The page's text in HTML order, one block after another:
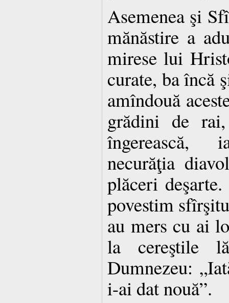
Asemenea şi
mănăstire a
mirese lui
curate, ba încă
amîndouă
grădini de
necurăţia
plăceri
povestim
au mers cu ai
la cereştile
Dumnezeu:
i-ai dat nouă”.